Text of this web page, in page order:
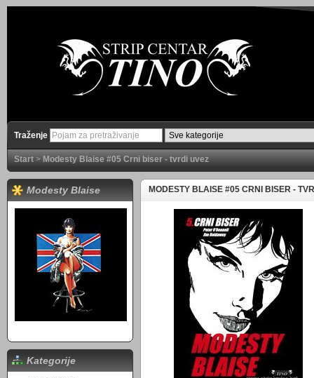
Traženje
Start > Modesty Blaise #05 Crni biser - tvrdi uvez
Modesty Blaise
Kategorije
MODESTY BLAISE #05 CRNI BISER -